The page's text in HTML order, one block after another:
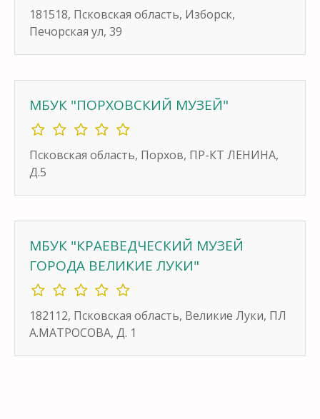
181518, Псковская область, Изборск,
Печорская ул, 39
МБУК "ПОРХОВСКИЙ МУЗЕЙ"
Псковская область, Порхов, ПР-КТ ЛЕНИНА,
Д.5
МБУК "КРАЕВЕДЧЕСКИЙ МУЗЕЙ
ГОРОДА ВЕЛИКИЕ ЛУКИ"
182112, Псковская область, Великие Луки, ПЛ
А.МАТРОСОВА, Д. 1